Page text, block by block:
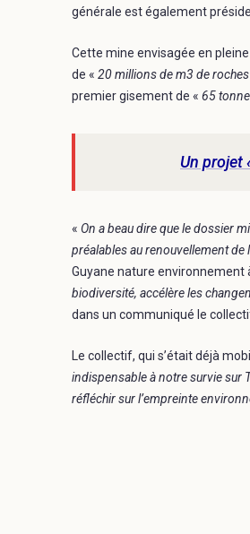
générale est également
Cette mine envisagée en
de « 20 millions de m3 de roches
premier gisement de « 65
Un projet
« On a beau dire que le dossier
préalables au renouvellement
Guyane nature environnement
biodiversité, accélère les
dans un communiqué le
Le collectif, qui s’était déjà
indispensable à notre survie sur
réfléchir sur l’empreinte